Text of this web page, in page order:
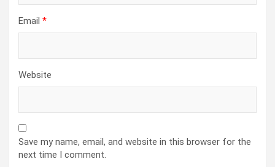
Email *
Website
Save my name, email, and website in this browser for the
next time I comment.